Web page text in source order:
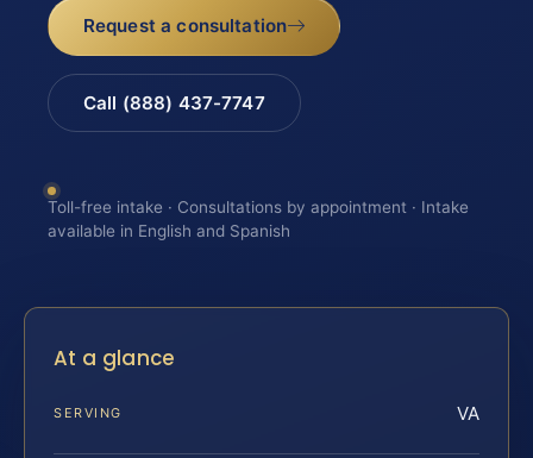
Request a consultation
Call (888) 437-7747
Toll-free intake · Consultations by appointment · Intake
available in English and Spanish
At a glance
SERVING VA